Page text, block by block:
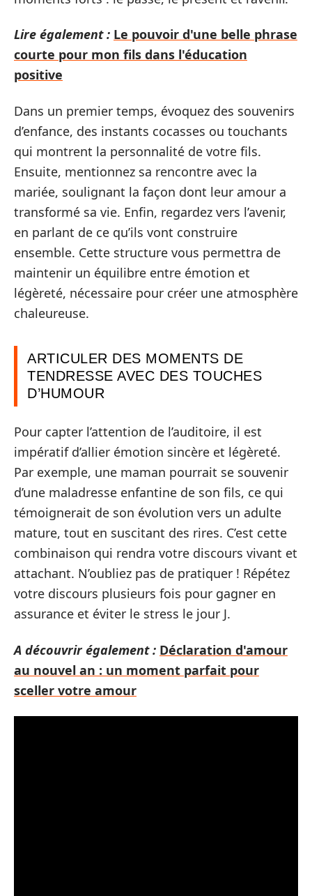
Lire également : Le pouvoir d'une belle phrase
courte pour mon fils dans l'éducation
positive
Dans un premier temps, évoquez des souvenirs
d’enfance, des instants cocasses ou touchants
qui montrent la personnalité de votre fils.
Ensuite, mentionnez sa rencontre avec la
mariée, soulignant la façon dont leur amour a
transformé sa vie. Enfin, regardez vers l’avenir,
en parlant de ce qu’ils vont construire
ensemble. Cette structure vous permettra de
maintenir un équilibre entre émotion et
légèreté, nécessaire pour créer une atmosphère
chaleureuse.
ARTICULER DES MOMENTS DE
TENDRESSE AVEC DES TOUCHES
D’HUMOUR
Pour capter l’attention de l’auditoire, il est
impératif d’allier émotion sincère et légèreté.
Par exemple, une maman pourrait se souvenir
d’une maladresse enfantine de son fils, ce qui
témoignerait de son évolution vers un adulte
mature, tout en suscitant des rires. C’est cette
combinaison qui rendra votre discours vivant et
attachant. N’oubliez pas de pratiquer ! Répétez
votre discours plusieurs fois pour gagner en
assurance et éviter le stress le jour J.
A découvrir également : Déclaration d'amour
au nouvel an : un moment parfait pour
sceller votre amour